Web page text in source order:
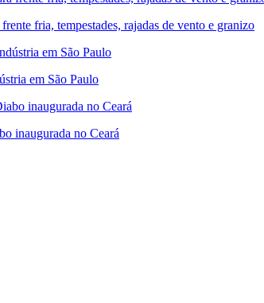
fria, tempestades, rajadas de vento e granizo
em São Paulo
inaugurada no Ceará